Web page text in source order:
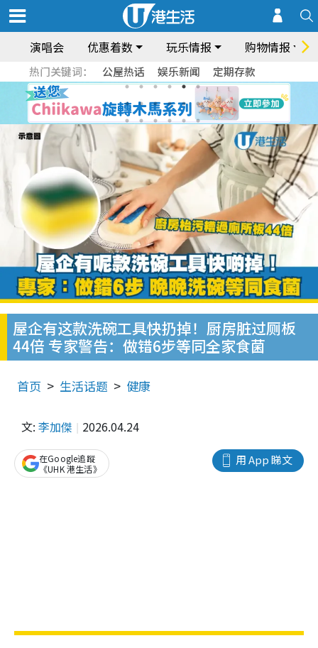
演唱会 优惠着数 玩乐情报 购物情报
热门关键词： 公屋热话 娱乐新闻 定期存款
屋企有这款洗碗工具快扔掉！厨房脏过厕板
44倍 专家警告：做错6步等同全家食菌
首页 生活话题 健康
文: 李加傑 2026.04.24
用 App 睇文
在Google追蹤
《UHK 港生活》